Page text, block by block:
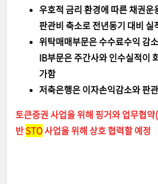
우호적 금리 환경에 따른 채권
판관비 축소로 전년동기 대비 실
위탁매매부문은 수수료수익 감
IB부문은 주간사와 인수실적이
가함
저축은행은 이자손익감소와 판
토큰증권 사업을 위해 핑거와 업무협
반STO사업을 위해 상호 협력할 예정